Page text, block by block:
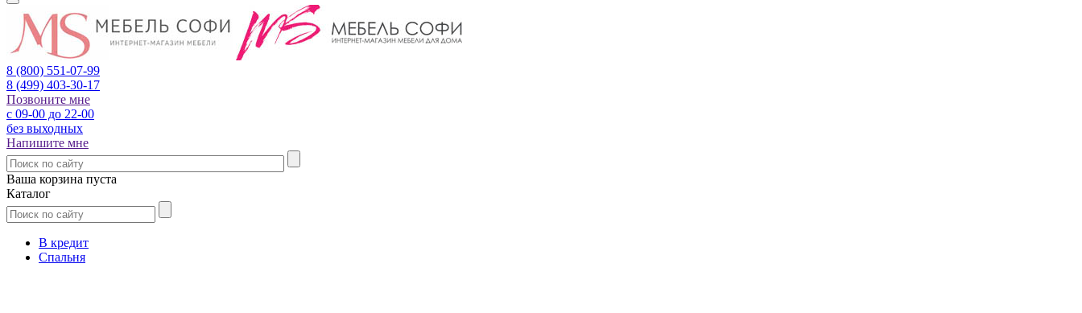
8 (800) 551-07-99
8 (499) 403-30-17
Позвоните мне
с 09-00 до 22-00
без выходных
Напишите мне
Ваша корзина пуста
Каталог
В кредит
Спальня